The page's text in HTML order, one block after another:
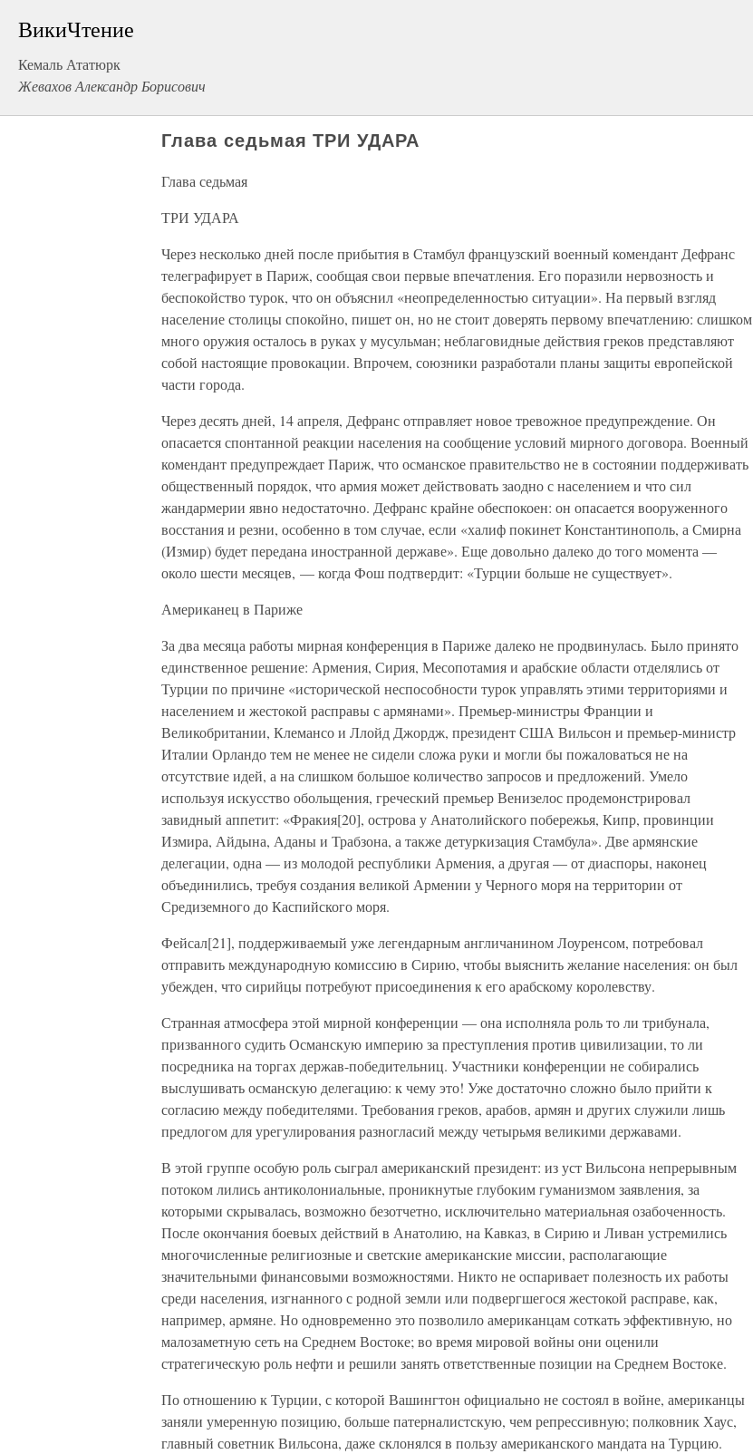
ВикиЧтение
Кемаль Ататюрк
Жевахов Александр Борисович
Глава седьмая ТРИ УДАРА
Глава седьмая
ТРИ УДАРА
Через несколько дней после прибытия в Стамбул французский военный комендант Дефранс
телеграфирует в Париж, сообщая свои первые впечатления. Его поразили нервозность и
беспокойство турок, что он объяснил «неопределенностью ситуации». На первый взгляд
население столицы спокойно, пишет он, но не стоит доверять первому впечатлению: слишком
много оружия осталось в руках у мусульман; неблаговидные действия греков представляют
собой настоящие провокации. Впрочем, союзники разработали планы защиты европейской
части города.
Через десять дней, 14 апреля, Дефранс отправляет новое тревожное предупреждение. Он
опасается спонтанной реакции населения на сообщение условий мирного договора. Военный
комендант предупреждает Париж, что османское правительство не в состоянии поддерживать
общественный порядок, что армия может действовать заодно с населением и что сил
жандармерии явно недостаточно. Дефранс крайне обеспокоен: он опасается вооруженного
восстания и резни, особенно в том случае, если «халиф покинет Константинополь, а Смирна
(Измир) будет передана иностранной державе». Еще довольно далеко до того момента —
около шести месяцев, — когда Фош подтвердит: «Турции больше не существует».
Американец в Париже
За два месяца работы мирная конференция в Париже далеко не продвинулась. Было принято
единственное решение: Армения, Сирия, Месопотамия и арабские области отделялись от
Турции по причине «исторической неспособности турок управлять этими территориями и
населением и жестокой расправы с армянами». Премьер-министры Франции и
Великобритании, Клемансо и Ллойд Джордж, президент США Вильсон и премьер-министр
Италии Орландо тем не менее не сидели сложа руки и могли бы пожаловаться не на
отсутствие идей, а на слишком большое количество запросов и предложений. Умело
используя искусство обольщения, греческий премьер Венизелос продемонстрировал
завидный аппетит: «Фракия[20], острова у Анатолийского побережья, Кипр, провинции
Измира, Айдына, Аданы и Трабзона, а также детуркизация Стамбула». Две армянские
делегации, одна — из молодой республики Армения, а другая — от диаспоры, наконец
объединились, требуя создания великой Армении у Черного моря на территории от
Средиземного до Каспийского моря.
Фейсал[21], поддерживаемый уже легендарным англичанином Лоуренсом, потребовал
отправить международную комиссию в Сирию, чтобы выяснить желание населения: он был
убежден, что сирийцы потребуют присоединения к его арабскому королевству.
Странная атмосфера этой мирной конференции — она исполняла роль то ли трибунала,
призванного судить Османскую империю за преступления против цивилизации, то ли
посредника на торгах держав-победительниц. Участники конференции не собирались
выслушивать османскую делегацию: к чему это! Уже достаточно сложно было прийти к
согласию между победителями. Требования греков, арабов, армян и других служили лишь
предлогом для урегулирования разногласий между четырьмя великими державами.
В этой группе особую роль сыграл американский президент: из уст Вильсона непрерывным
потоком лились антиколониальные, проникнутые глубоким гуманизмом заявления, за
которыми скрывалась, возможно безотчетно, исключительно материальная озабоченность.
После окончания боевых действий в Анатолию, на Кавказ, в Сирию и Ливан устремились
многочисленные религиозные и светские американские миссии, располагающие
значительными финансовыми возможностями. Никто не оспаривает полезность их работы
среди населения, изгнанного с родной земли или подвергшегося жестокой расправе, как,
например, армяне. Но одновременно это позволило американцам соткать эффективную, но
малозаметную сеть на Среднем Востоке; во время мировой войны они оценили
стратегическую роль нефти и решили занять ответственные позиции на Среднем Востоке.
По отношению к Турции, с которой Вашингтон официально не состоял в войне, американцы
заняли умеренную позицию, больше патерналистскую, чем репрессивную; полковник Хаус,
главный советник Вильсона, даже склонялся в пользу американского мандата на Турцию.